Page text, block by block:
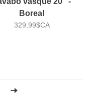
Boreal
329,99$CA